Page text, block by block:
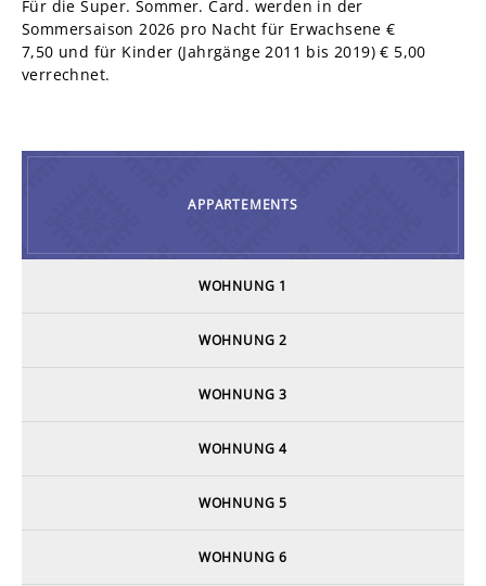
Für die Super. Sommer. Card. werden in der
Sommersaison 2026 pro Nacht für Erwachsene €
7,50 und für Kinder (Jahrgänge 2011 bis 2019) € 5,00
verrechnet.
APPARTEMENTS
WOHNUNG 1
WOHNUNG 2
WOHNUNG 3
WOHNUNG 4
WOHNUNG 5
WOHNUNG 6